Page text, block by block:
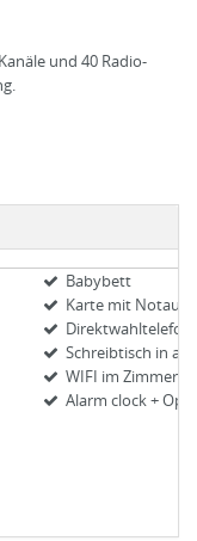
und 40 Radio-
Babybett
Karte mit
Direktwahltelefon
Schreibtisch in
WIFI im Zimmer
Alarm clock +